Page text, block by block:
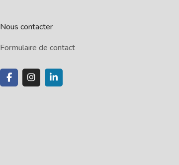
Nous contacter
Formulaire de contact